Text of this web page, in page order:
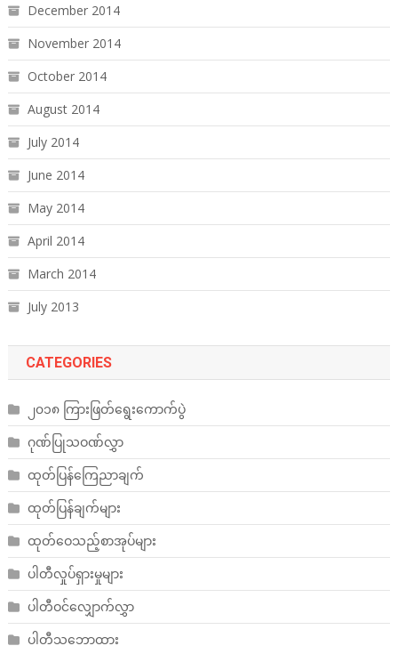
December 2014
November 2014
October 2014
August 2014
July 2014
June 2014
May 2014
April 2014
March 2014
July 2013
CATEGORIES
၂၀၁၈ ကြားဖြတ်ရွေးကောက်ပွဲ
ဂုဏ်ပြုသဝဏ်လွှာ
ထုတ်ပြန်ကြေညာချက်
ထုတ်ပြန်ချက်များ
ထုတ်ဝေသည့်စာအုပ်များ
ပါတီလှုပ်ရှားမှုများ
ပါတီဝင်လျှောက်လွှာ
ပါတီသဘောထား